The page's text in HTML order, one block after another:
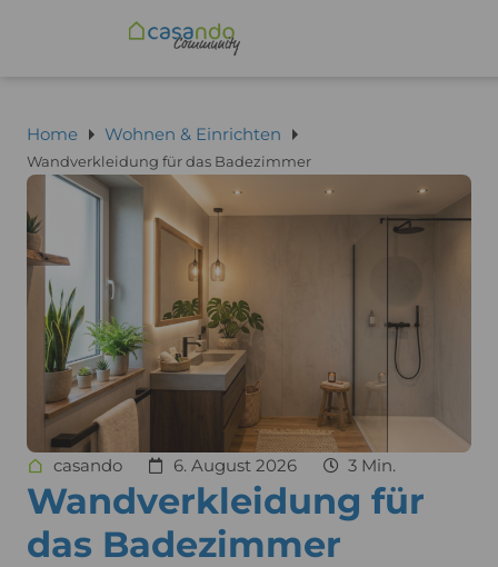
Home Wohnen & Einrichten
Wandverkleidung für das Badezimmer
Wandverkleidung für
das Badezimmer
casando 6. August 2026 3 Min.